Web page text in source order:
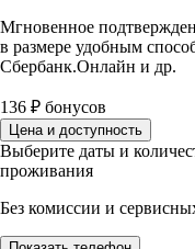
Мгновенное
в размере удобным
Сбербанк.Онлайн и др.
136 ₽ бонусов
Цена и доступность
Выберите даты и
проживания
Без комиссии и